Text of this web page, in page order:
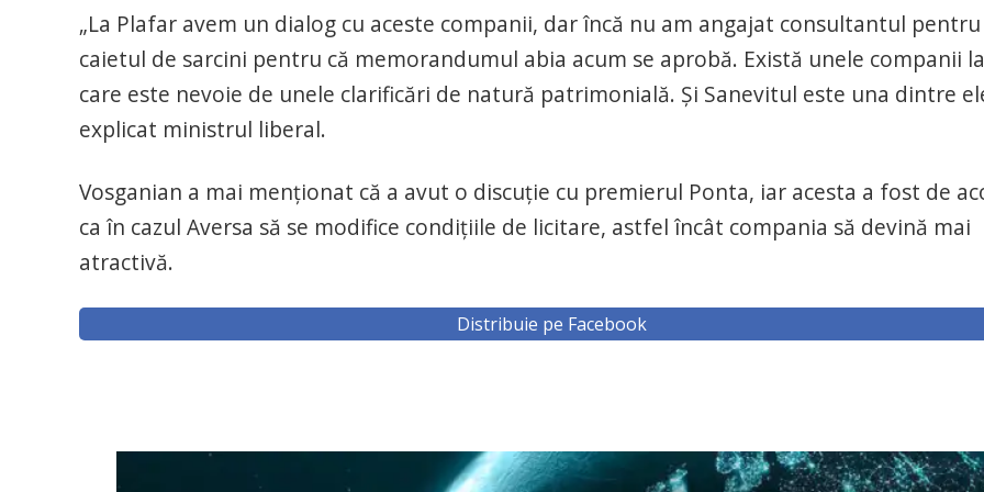
„La Plafar avem un dialog cu aceste companii, dar încă nu am angajat consultantul pentru
caietul de sarcini pentru că memorandumul abia acum se aprobă. Există unele companii la
care este nevoie de unele clarificări de natură patrimonială. Şi Sanevitul este una dintre
explicat ministrul liberal.
Vosganian a mai menţionat că a avut o discuţie cu premierul Ponta, iar acesta a fost de
ca în cazul Aversa să se modifice condiţiile de licitare, astfel încât compania să devină mai
atractivă.
Distribuie pe Facebook